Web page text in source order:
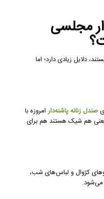
مجلسی
دلایل زیادی دارد؛ اما
صندل زنانه پاشنه‌دارامروزه با
هم شیک هستند هم برای
کژوال و لباس‌های شب،
می‌شود.